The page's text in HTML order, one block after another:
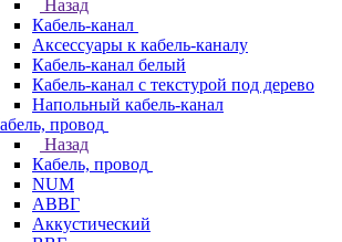
Назад
Кабель-канал
Аксессуары к кабель-каналу
Кабель-канал белый
Кабель-канал с текстурой под дерево
Напольный кабель-канал
провод
Назад
Кабель, провод
NUM
АВВГ
Аккустический